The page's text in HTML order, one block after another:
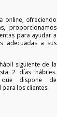
online, ofreciendo
proporcionamos
para ayudar a
adecuadas a sus
siguiente de la
2 días hábiles.
dispone de
los clientes.